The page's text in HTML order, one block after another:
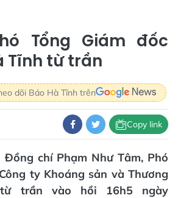
Tổng Giám đốc
Tĩnh từ trần
dõi Báo Hà Tĩnh trên
Copy link
Đồng chí Phạm Như Tâm, Phó
ty Khoáng sản và Thương
trần vào hồi 16h5 ngày